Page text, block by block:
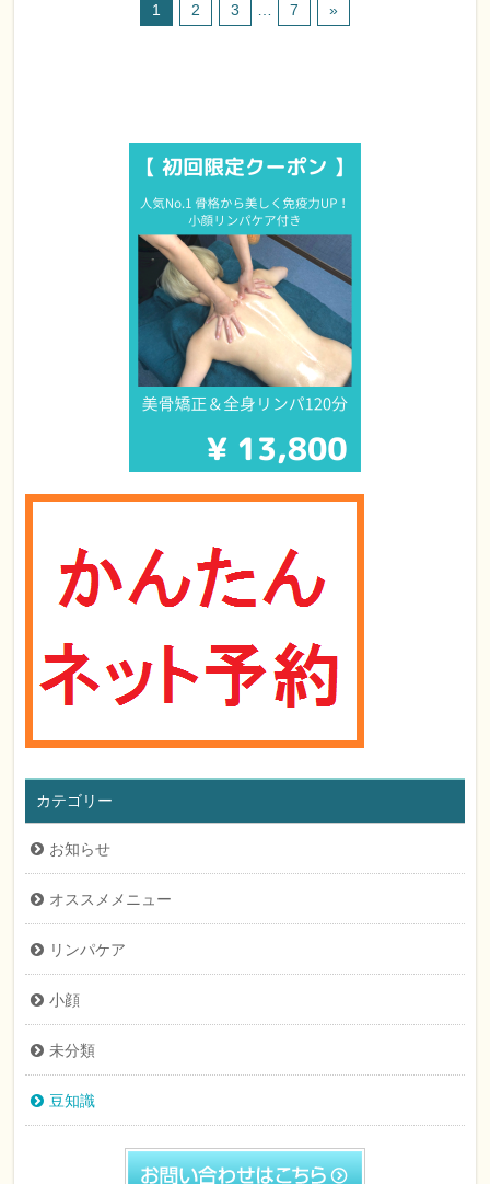
1 2 3 7 »
カテゴリー
お知らせ
オススメメニュー
リンパケア
小顔
未分類
豆知識